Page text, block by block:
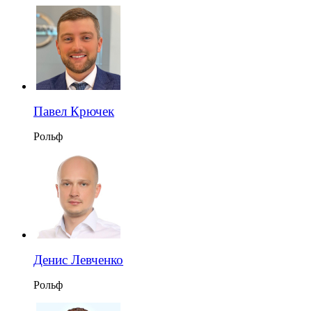
Павел Крючек
Рольф
Денис Левченко
Рольф